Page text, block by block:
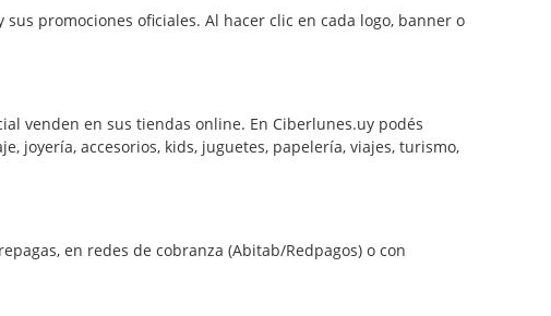
promociones oficiales. Al hacer clic en cada logo, banner o
venden en sus tiendas online. En Ciberlunes.uy podés
joyería, accesorios, kids, juguetes, papelería, viajes, turismo,
en redes de cobranza (Abitab/Redpagos) o con